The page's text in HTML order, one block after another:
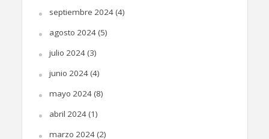
septiembre 2024(4)
agosto 2024(5)
julio 2024(3)
junio 2024(4)
mayo 2024(8)
abril 2024(1)
marzo 2024(2)